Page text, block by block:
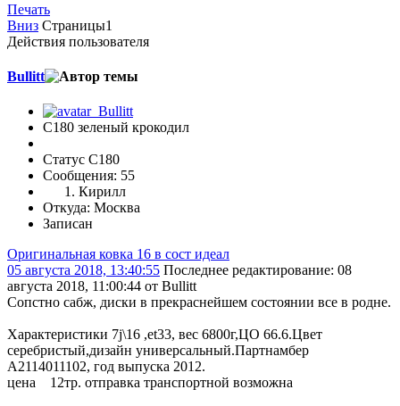
Печать
Вниз Страницы1
Действия пользователя
Bullitt
С180 зеленый крокодил
Статус C180
Сообщения: 55
Кирилл
Откуда: Москва
Записан
Оригинальная ковка 16 в сост идеал
05 августа 2018, 13:40:55 Последнее редактирование: 08
августа 2018, 11:00:44 от Bullitt
Сопстно сабж, диски в прекраснейшем состоянии все в родне.
Характеристики 7j\16 ,et33, вес 6800г,ЦО 66.6.Цвет
серебристый,дизайн универсальный.Партнамбер
A2114011102, год выпуска 2012.
цена 12тр. отправка транспортной возможна